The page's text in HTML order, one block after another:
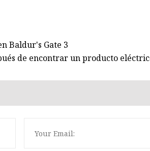
Baldur's Gate 3
de encontrar un producto